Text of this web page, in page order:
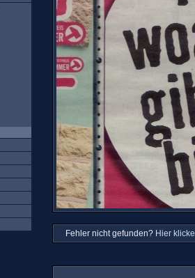
Fehler nicht gefunden? Hier